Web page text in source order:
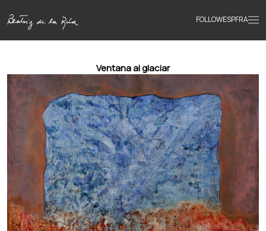
FOLLOWESPFRA
Home
Portfolio
Texts
Bio
Books
Ventana al glaciar